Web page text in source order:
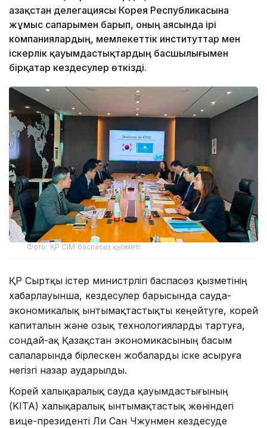
Қазақстан делегациясы Корея Республикасына
жұмыс сапарымен барып, оның аясында ірі
компаниялардың, мемлекеттік институттар мен
іскерлік қауымдастықтардың басшылығымен
бірқатар кездесулер өткізді.
Фото: ҚР СІМ баспасөз қызметі
ҚР Сыртқы істер министрлігі баспасөз қызметінің
хабарлауынша, кездесулер барысында сауда-
экономикалық ынтымақтастықты кеңейтуге, корей
капиталын және озық технологияларды тартуға,
сондай-ақ Қазақстан экономикасының басым
салаларында бірлескен жобаларды іске асыруға
негізгі назар аударылды.
Корей халықаралық сауда қауымдастығының
(KITA) халықаралық ынтымақтастық жөніндегі
вице-президенті Ли Сан Чжунмен кездесуде